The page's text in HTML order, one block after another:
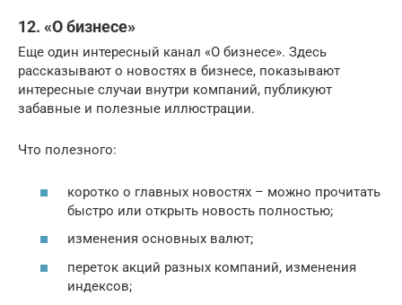
12. «О бизнесе»
Еще один интересный канал «О бизнесе». Здесь
рассказывают о новостях в бизнесе, показывают
интересные случаи внутри компаний, публикуют
забавные и полезные иллюстрации.
Что полезного:
коротко о главных новостях – можно прочитать
быстро или открыть новость полностью;
изменения основных валют;
переток акций разных компаний, изменения
индексов;